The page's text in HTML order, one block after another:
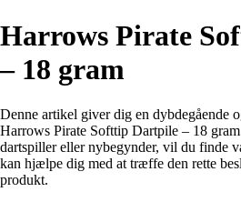
Harrows Pirate
– 18 gram
Denne artikel giver dig en dybdegående
Harrows Pirate Softtip Dartpile – 18
dartspiller eller nybegynder, vil du finde
kan hjælpe dig med at træffe den rette
produkt.